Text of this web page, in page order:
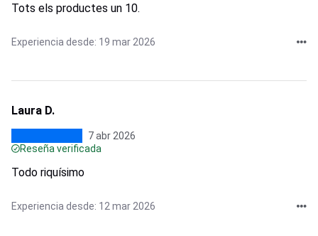
Tots els productes un 10.
Experiencia desde: 19 mar 2026
Laura D.
7 abr 2026
Reseña verificada
Todo riquísimo
Experiencia desde: 12 mar 2026